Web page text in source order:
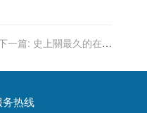
一篇: 史上關最久的在世
仍沒結束
热线